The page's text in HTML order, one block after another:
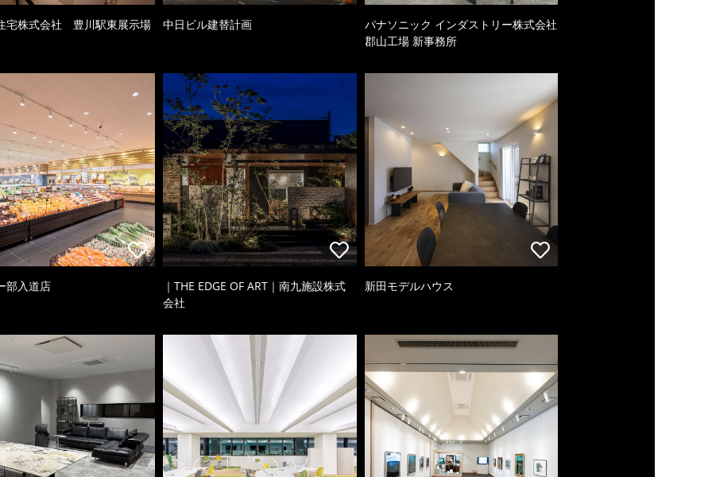
宅株式会社 豊川駅東展示場 中日ビル建替計画
パナソニック インダストリー株式会社
郡山工場 新事務所
部入道店
｜THE EDGE OF ART｜南九施設株式
会社
新田モデルハウス